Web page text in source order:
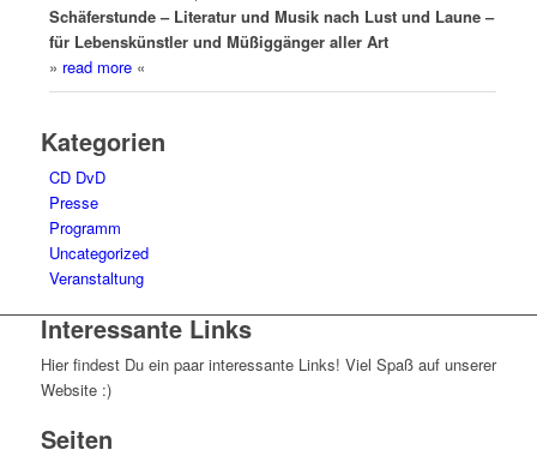
Schäferstunde – Literatur und Musik nach Lust und Laune –
für Lebenskünstler und Müßiggänger aller Art
» read more«
Kategorien
CD DvD
Presse
Programm
Uncategorized
Veranstaltung
Interessante Links
Hier findest Du ein paar interessante Links! Viel Spaß auf unserer
Website :)
Seiten